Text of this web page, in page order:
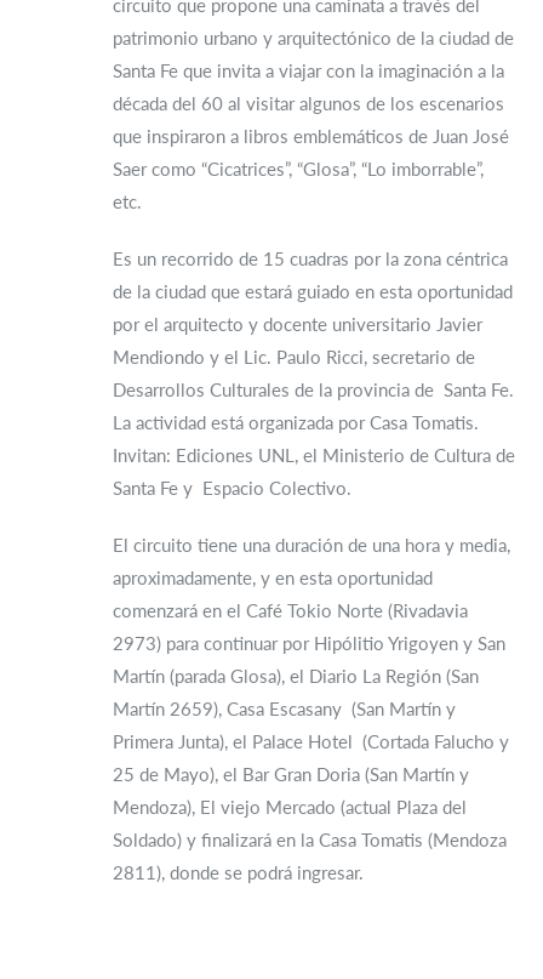
circuito que propone una caminata a través del
patrimonio urbano y arquitectónico de la ciudad de
Santa Fe que invita a viajar con la imaginación a la
década del 60 al visitar algunos de los escenarios
que inspiraron a libros emblemáticos de Juan José
Saer como “Cicatrices”, “Glosa”, “Lo imborrable”,
etc.
Es un recorrido de 15 cuadras por la zona céntrica
de la ciudad que estará guiado en esta oportunidad
por el arquitecto y docente universitario Javier
Mendiondo y el Lic. Paulo Ricci, secretario de
Desarrollos Culturales de la provincia de Santa Fe.
La actividad está organizada por Casa Tomatis.
Invitan: Ediciones UNL, el Ministerio de Cultura de
Santa Fe y Espacio Colectivo.
El circuito tiene una duración de una hora y media,
aproximadamente, y en esta oportunidad
comenzará en el Café Tokio Norte (Rivadavia
2973) para continuar por Hipólitio Yrigoyen y San
Martín (parada Glosa), el Diario La Región (San
Martín 2659), Casa Escasany (San Martín y
Primera Junta), el Palace Hotel (Cortada Falucho y
25 de Mayo), el Bar Gran Doria (San Martín y
Mendoza), El viejo Mercado (actual Plaza del
Soldado) y finalizará en la Casa Tomatis (Mendoza
2811), donde se podrá ingresar.